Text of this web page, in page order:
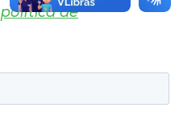
política de